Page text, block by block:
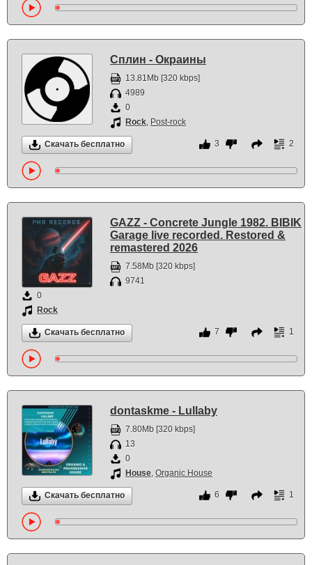
Сплин - Окраины
13.81Mb [320 kbps]
4989
0
Rock, Post-rock
Скачать бесплатно 3 2
GAZZ - Concrete Jungle 1982. BIBIK
Garage live recorded. Restored &
remastered 2026
7.58Mb [320 kbps]
9741
0
Rock
Скачать бесплатно 7 1
dontaskme - Lullaby
7.80Mb [320 kbps]
13
0
House, Organic House
Скачать бесплатно 6 1